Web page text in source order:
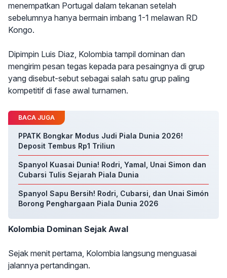
menempatkan Portugal dalam tekanan setelah
sebelumnya hanya bermain imbang 1-1 melawan RD
Kongo.
Dipimpin Luis Diaz, Kolombia tampil dominan dan
mengirim pesan tegas kepada para pesaingnya di grup
yang disebut-sebut sebagai salah satu grup paling
kompetitif di fase awal turnamen.
BACA JUGA
PPATK Bongkar Modus Judi Piala Dunia 2026!
Deposit Tembus Rp1 Triliun
Spanyol Kuasai Dunia! Rodri, Yamal, Unai Simon dan
Cubarsi Tulis Sejarah Piala Dunia
Spanyol Sapu Bersih! Rodri, Cubarsi, dan Unai Simón
Borong Penghargaan Piala Dunia 2026
Kolombia Dominan Sejak Awal
Sejak menit pertama, Kolombia langsung menguasai
jalannya pertandingan.